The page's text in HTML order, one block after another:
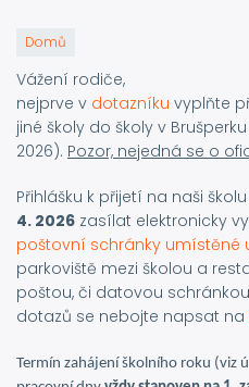
Domů
Vážení rodiče,
nejprve v dotazníku vyplňte
jiné školy do školy v
2026). Pozor, nejedná se o
Přihlášku k přijetí na naši
4. 2026 zasílat elektronicky
poštovní schránky umístěné
parkoviště mezi školou a
poštou, či datovou
dotazů se nebojte napsat na
Termín zahájení školního roku (viz